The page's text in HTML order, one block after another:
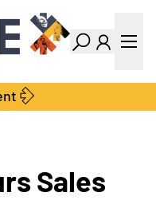
Sales